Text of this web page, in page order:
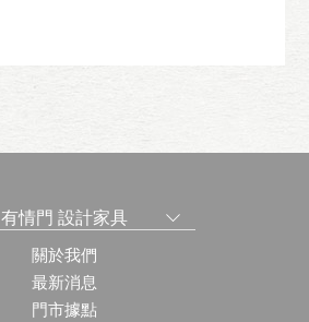
有情門 設計家具
關於我們
最新消息
門市據點